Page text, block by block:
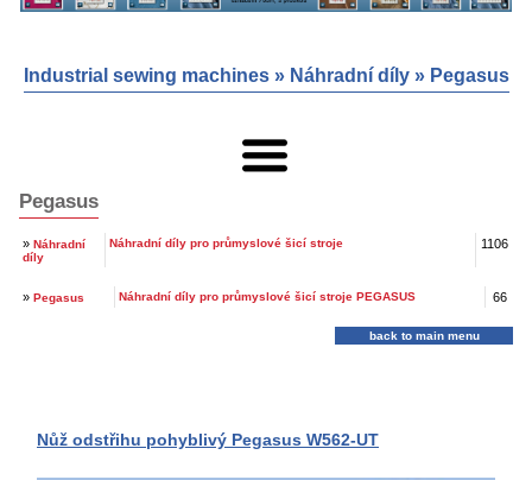
Industrial sewing machines» Náhradní díly» Pegasus
Pegasus
» Náhradní
díly
Náhradní díly pro průmyslové šicí stroje 1106
» Pegasus Náhradní díly pro průmyslové šicí stroje PEGASUS 66
back to main menu
Nůž odstřihu pohyblivý Pegasus W562-UT